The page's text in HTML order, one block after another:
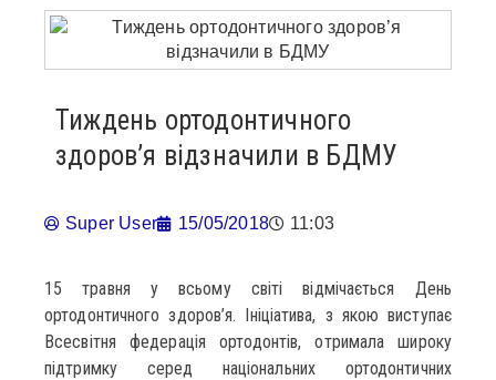
Тиждень ортодонтичного
здоров’я відзначили в БДМУ
Super User 15/05/2018 11:03
15 травня у всьому світі відмічається День
ортодонтичного здоров’я. Ініціатива, з якою виступає
Всесвітня федерація ортодонтів, отримала широку
підтримку серед національних ортодонтичних